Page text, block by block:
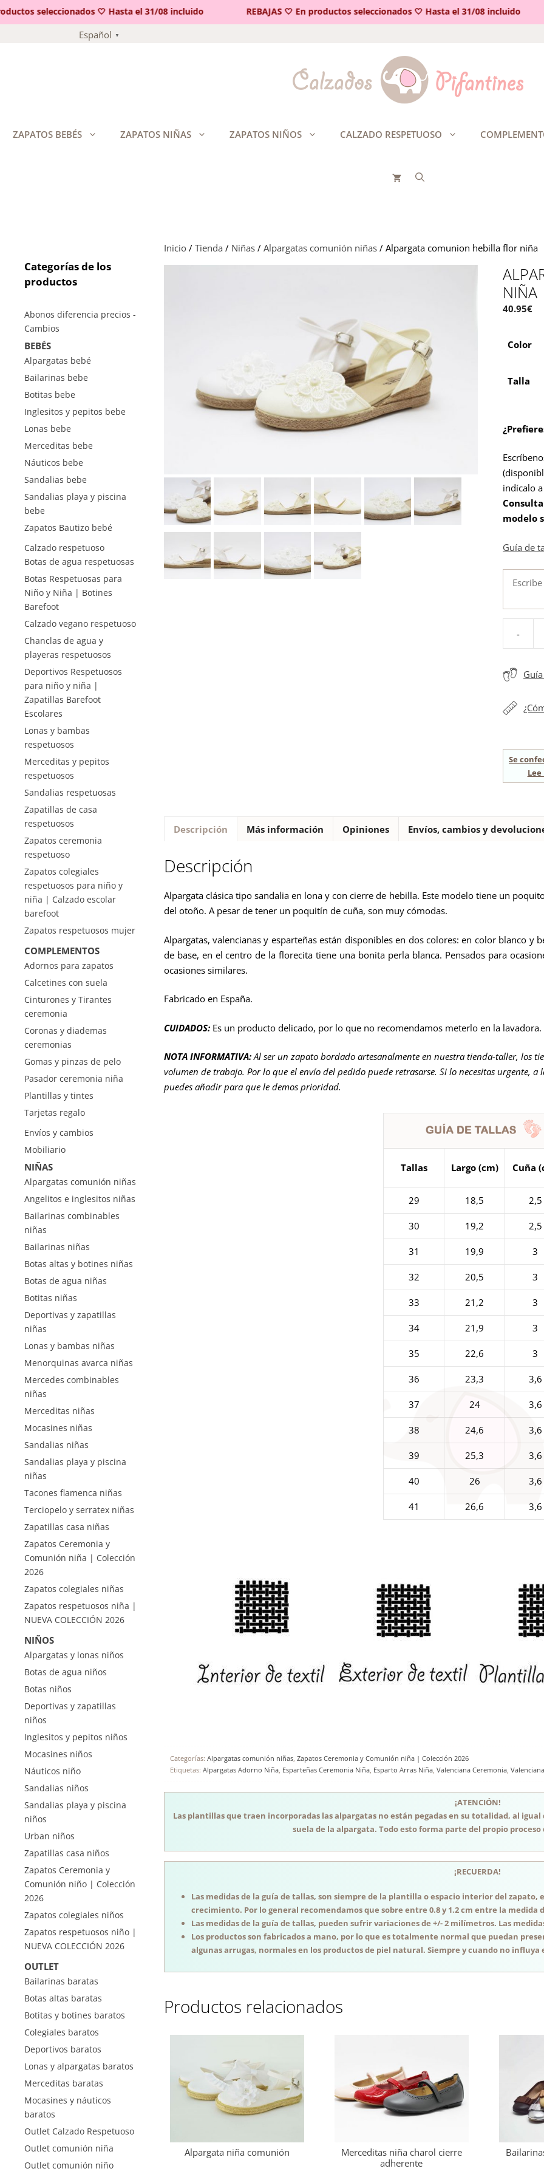
seleccionados 🤍 Hasta el 31/08 incluido REBAJAS 🤍 En productos seleccionados 🤍 Hasta el 31/08 incluido
Español ▼
ZAPATOS BEBÉS ZAPATOS NIÑAS ZAPATOS NIÑOS CALZADO RESPETUOSO
Inicio/ Tienda / Niñas/ Alpargatas comunión niñas/ Alpargata comunion hebilla flor niña
NIÑA
40.95€
Color
Talla
indícalo
modelo
Guía de
-
hebilla
flor
niña
cantidad
Se
Descripción Más información Opiniones Envíos, cambios y
Descripción
Alpargata clásica tipo sandalia en lona y con cierre de hebilla. Este modelo tiene un
del otoño. A pesar de tener un poquitín de cuña, son muy cómodas.
Alpargatas, valencianas y esparteñas están disponibles en dos colores: en color blanco
de base, en el centro de la florecita tiene una bonita perla blanca. Pensados para
ocasiones similares.
Fabricado en España.
CUIDADOS: Es un producto delicado, por lo que no recomendamos meterlo en la
NOTA INFORMATIVA:Al ser un zapato bordado artesanalmente en nuestra tienda-taller, los
volumen de trabajo. Por lo que el envío del pedido puede retrasarse. Si lo necesitas urgente,
puedes añadir para que le demos prioridad.
Tallas Largo (cm) Cuña
29 18,5 2,5
30 19,2 2,5
31 19,9 3
32 20,5 3
33 21,2 3
34 21,9 3
35 22,6 3
36 23,3 3,6
37 24 3,6
38 24,6 3,6
39 25,3 3,6
40 26 3,6
41 26,6 3,6
Categorías: Alpargatas comunión niñas, Zapatos Ceremonia y Comunión niña | Colección 2026
Etiquetas: Alpargatas Adorno Niña, Esparteñas Ceremonia Niña, Esparto Arras Niña, Valenciana Ceremonia,
¡ATENCIÓN!
Las plantillas que traen incorporadas las alpargatas no están pegadas en su totalidad, al
suela de la alpargata. Todo esto forma parte del propio
¡RECUERDA!
Las medidas de la guía de tallas, son siempre de la plantilla o espacio interior del
crecimiento. Por lo general recomendamos que sobre entre 0.8 y 1.2 cm entre la medida
Las medidas de la guía de tallas, pueden sufrir variaciones de +/- 2 milímetros. Las
Los productos son fabricados a mano, por lo que es totalmente normal que puedan
algunas arrugas, normales en los productos de piel natural. Siempre y cuando no
Productos relacionados
Alpargata niña comunión
Merceditas niña charol cierre
adherente
Categorías de los
productos
Abonos diferencia precios -
Cambios
BEBÉS
Alpargatas bebé
Bailarinas bebe
Botitas bebe
Inglesitos y pepitos bebe
Lonas bebe
Merceditas bebe
Náuticos bebe
Sandalias bebe
Sandalias playa y piscina
bebe
Zapatos Bautizo bebé
Calzado respetuoso
Botas de agua respetuosas
Botas Respetuosas para
Niño y Niña | Botines
Barefoot
Calzado vegano respetuoso
Chanclas de agua y
playeras respetuosos
Deportivos Respetuosos
para niño y niña |
Zapatillas Barefoot
Escolares
Lonas y bambas
respetuosos
Merceditas y pepitos
respetuosos
Sandalias respetuosas
Zapatillas de casa
respetuosos
Zapatos ceremonia
respetuoso
Zapatos colegiales
respetuosos para niño y
niña | Calzado escolar
barefoot
Zapatos respetuosos mujer
COMPLEMENTOS
Adornos para zapatos
Calcetines con suela
Cinturones y Tirantes
ceremonia
Coronas y diademas
ceremonias
Gomas y pinzas de pelo
Pasador ceremonia niña
Plantillas y tintes
Tarjetas regalo
Envíos y cambios
Mobiliario
NIÑAS
Alpargatas comunión niñas
Angelitos e inglesitos niñas
Bailarinas combinables
niñas
Bailarinas niñas
Botas altas y botines niñas
Botas de agua niñas
Botitas niñas
Deportivas y zapatillas
niñas
Lonas y bambas niñas
Menorquinas avarca niñas
Mercedes combinables
niñas
Merceditas niñas
Mocasines niñas
Sandalias niñas
Sandalias playa y piscina
niñas
Tacones flamenca niñas
Terciopelo y serratex niñas
Zapatillas casa niñas
Zapatos Ceremonia y
Comunión niña | Colección
2026
Zapatos colegiales niñas
Zapatos respetuosos niña |
NUEVA COLECCIÓN 2026
NIÑOS
Alpargatas y lonas niños
Botas de agua niños
Botas niños
Deportivas y zapatillas
niños
Inglesitos y pepitos niños
Mocasines niños
Náuticos niño
Sandalias niños
Sandalias playa y piscina
niños
Urban niños
Zapatillas casa niños
Zapatos Ceremonia y
Comunión niño | Colección
2026
Zapatos colegiales niños
Zapatos respetuosos niño |
NUEVA COLECCIÓN 2026
OUTLET
Bailarinas baratas
Botas altas baratas
Botitas y botines baratos
Colegiales baratos
Deportivos baratos
Lonas y alpargatas baratos
Merceditas baratas
Mocasines y náuticos
baratos
Outlet Calzado Respetuoso
Outlet comunión niña
Outlet comunión niño